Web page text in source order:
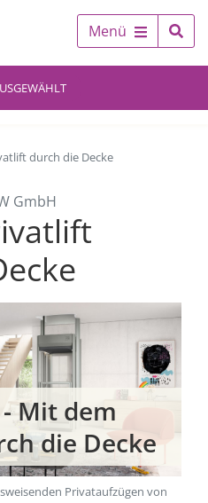
Menü
durch die Decke
GmbH
Mit dem
die Decke
Privataufzügen von